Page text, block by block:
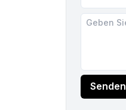
Senden